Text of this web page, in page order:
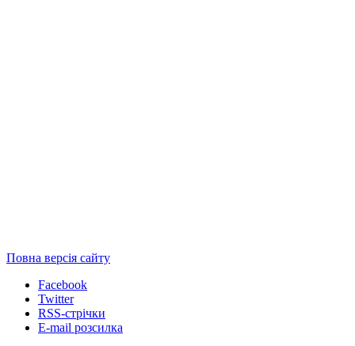
Повна версія сайту
Facebook
Twitter
RSS-стрічки
E-mail розсилка